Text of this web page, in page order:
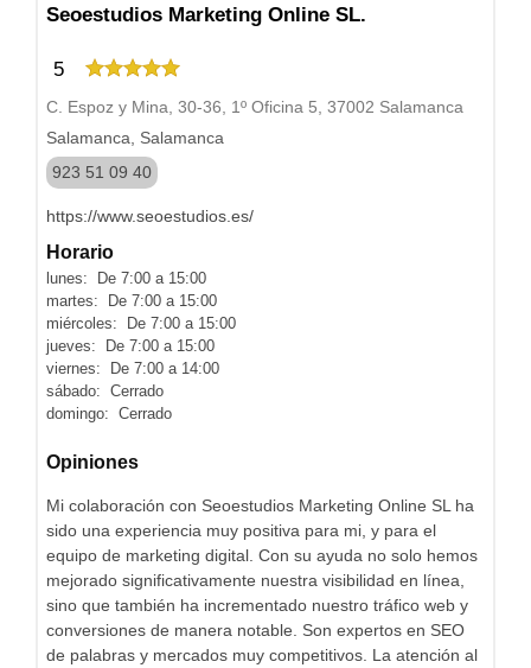
Seoestudios Marketing Online SL.
5
C. Espoz y Mina, 30-36, 1º Oficina 5, 37002 Salamanca
Salamanca, Salamanca
923 51 09 40
https://www.seoestudios.es/
Horario
lunes: De 7:00 a 15:00
martes: De 7:00 a 15:00
miércoles: De 7:00 a 15:00
jueves: De 7:00 a 15:00
viernes: De 7:00 a 14:00
sábado: Cerrado
domingo: Cerrado
Opiniones
Mi colaboración con Seoestudios Marketing Online SL ha
sido una experiencia muy positiva para mi, y para el
equipo de marketing digital. Con su ayuda no solo hemos
mejorado significativamente nuestra visibilidad en línea,
sino que también ha incrementado nuestro tráfico web y
conversiones de manera notable. Son expertos en SEO
de palabras y mercados muy competitivos. La atención al